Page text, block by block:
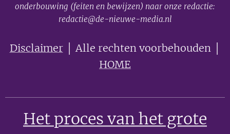
onderbouwing (feiten en bewijzen) naar onze redactie:
redactie@de-nieuwe-media.nl
Disclaimer│ Alle rechten voorbehouden │
HOME
Het proces van het grote